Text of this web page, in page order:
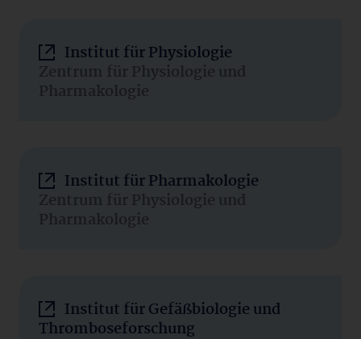
Institut für Physiologie
Zentrum für Physiologie und
Pharmakologie
Institut für Pharmakologie
Zentrum für Physiologie und
Pharmakologie
Institut für Gefäßbiologie und
Thromboseforschung